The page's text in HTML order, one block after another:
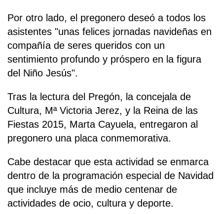
Por otro lado, el pregonero deseó a todos los
asistentes "unas felices jornadas navideñas en
compañía de seres queridos con un
sentimiento profundo y próspero en la figura
del Niño Jesús".
Tras la lectura del Pregón, la concejala de
Cultura, Mª Victoria Jerez, y la Reina de las
Fiestas 2015, Marta Cayuela, entregaron al
pregonero una placa conmemorativa.
Cabe destacar que esta actividad se enmarca
dentro de la programación especial de Navidad
que incluye más de medio centenar de
actividades de ocio, cultura y deporte.